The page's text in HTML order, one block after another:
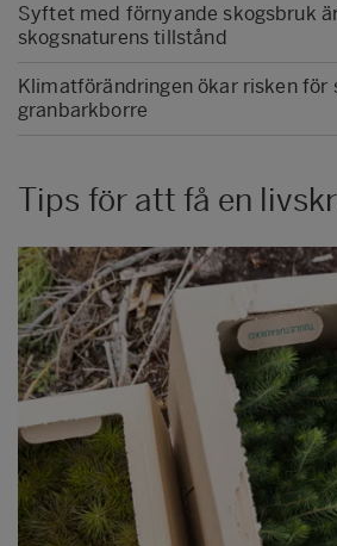
Syftet med förnyande skogsbruk
skogsnaturens tillstånd
Klimatförändringen ökar risken för
granbarkborre
Tips för att få en